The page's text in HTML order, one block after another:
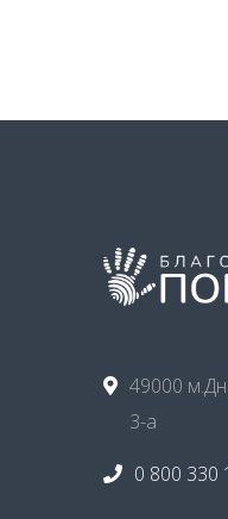
49000
3-а
0 800 330